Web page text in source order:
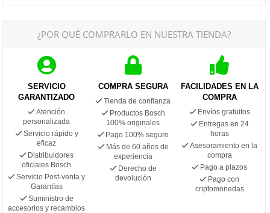
¿POR QUÉ COMPRARLO EN NUESTRA TIENDA?
SERVICIO
GARANTIZADO
Atención
personalizada
Servicio rápido y
eficaz
Distribuidores
oficiales Bosch
Servicio Post-venta y
Garantías
Suministro de
accesorios y recambios
COMPRA SEGURA
Tienda de confianza
Productos Bosch
100% originales
Pago 100% seguro
Más de 60 años de
experiencia
Derecho de
devolución
FACILIDADES EN LA
COMPRA
Envíos gratuitos
Entregas en 24
horas
Asesoramiento en la
compra
Pago a plazos
Pago con
criptomonedas